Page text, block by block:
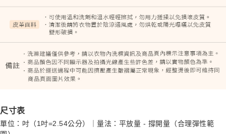
尺寸表
單位：吋（1吋=2.54公分）｜量法：平放量 - 撐開量（合理彈性範